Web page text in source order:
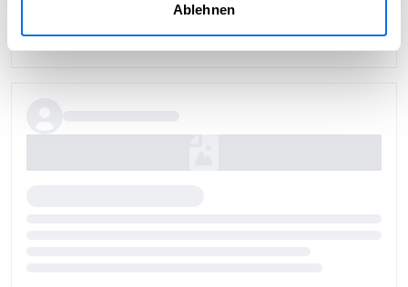
Ablehnen